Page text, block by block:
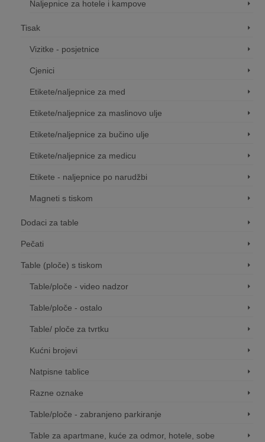
Naljepnice za hotele i kampove
Tisak
Vizitke - posjetnice
Cjenici
Etikete/naljepnice za med
Etikete/naljepnice za maslinovo ulje
Etikete/naljepnice za bučino ulje
Etikete/naljepnice za medicu
Etikete - naljepnice po narudžbi
Magneti s tiskom
Dodaci za table
Pečati
Table (ploče) s tiskom
Table/ploče - video nadzor
Table/ploče - ostalo
Table/ ploče za tvrtku
Kućni brojevi
Natpisne tablice
Razne oznake
Table/ploče - zabranjeno parkiranje
Table za apartmane, kuće za odmor, hotele, sobe